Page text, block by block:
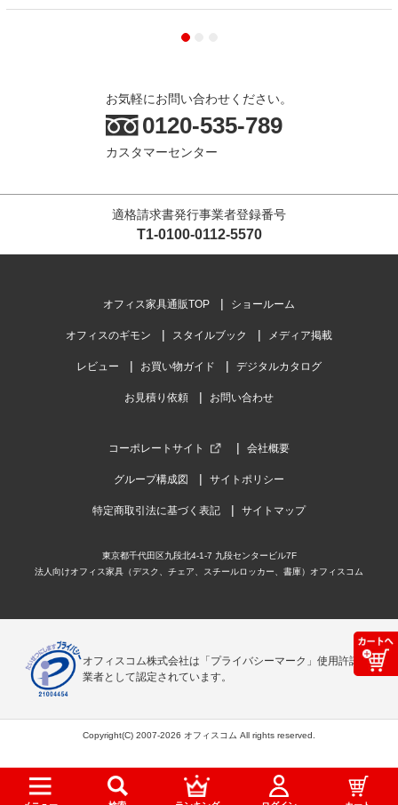
お気軽にお問い合わせください。
0120-535-789
カスタマーセンター
適格請求書発行事業者登録番号
T1-0100-0112-5570
オフィス家具通販TOP ショールーム
オフィスのギモン スタイルブック メディア掲載
レビュー お買い物ガイド デジタルカタログ
お見積り依頼 お問い合わせ
コーポレートサイト 会社概要
グループ構成図 サイトポリシー
特定商取引法に基づく表記 サイトマップ
東京都千代田区九段北4-1-7 九段センタービル7F
法人向けオフィス家具（デスク、チェア、スチールロッカー、書庫）オフィスコム
オフィスコム株式会社は「プライバシーマーク」使用許諾事
業者として認定されています。
Copyright(C) 2007-2026 オフィスコム All rights reserved.